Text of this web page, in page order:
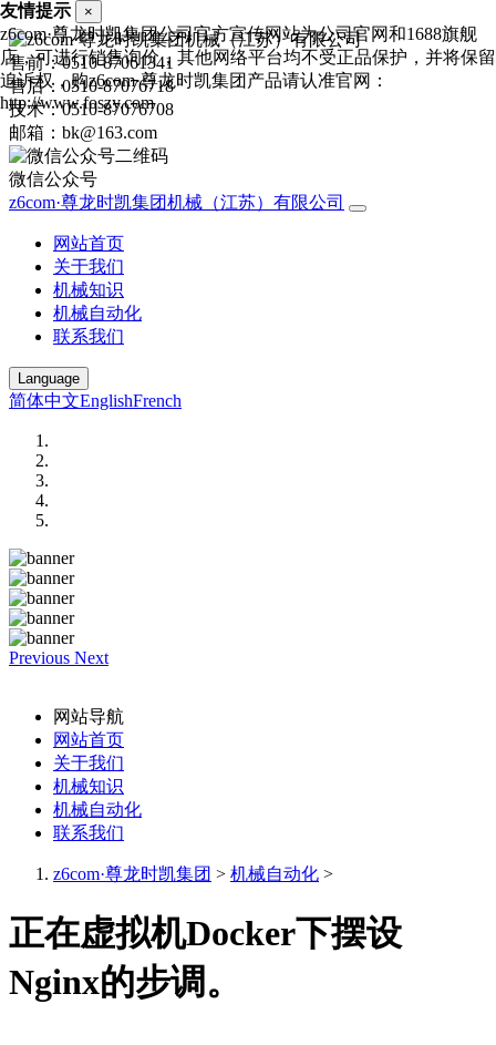
售前：0510-87061341
售后：0510-87076718
技术：0510-87076708
邮箱：bk@163.com
微信公众号
z6com·尊龙时凯集团机械（江苏）有限公司
网站首页
关于我们
机械知识
机械自动化
联系我们
Language
简体中文EnglishFrench
Previous Next
网站导航
网站首页
关于我们
机械知识
机械自动化
联系我们
z6com·尊龙时凯集团 > 机械自动化 >
正在虚拟机Docker下摆设
Nginx的步调。
友情提示 ×
z6com·尊龙时凯集团公司官方宣传网站为公司官网和1688旗舰
店，可进行销售询价，其他网络平台均不受正品保护，并将保留
追诉权，购z6com·尊龙时凯集团产品请认准官网：
http://www.foszy.com